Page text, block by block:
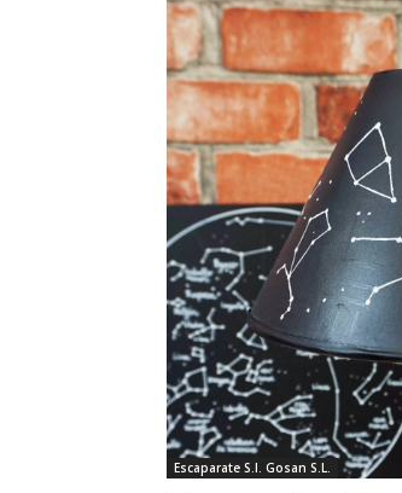
Escaparate S.I. Gosan S.L.